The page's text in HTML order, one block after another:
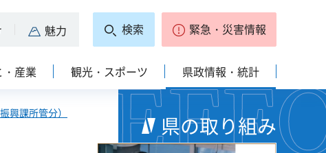
魅力 検索 緊急・災害情報
・産業 観光・スポーツ 県政情報・統計
興課所管分）
県の取り組み